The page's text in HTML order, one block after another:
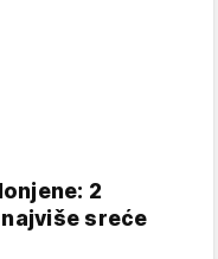
2
sreće